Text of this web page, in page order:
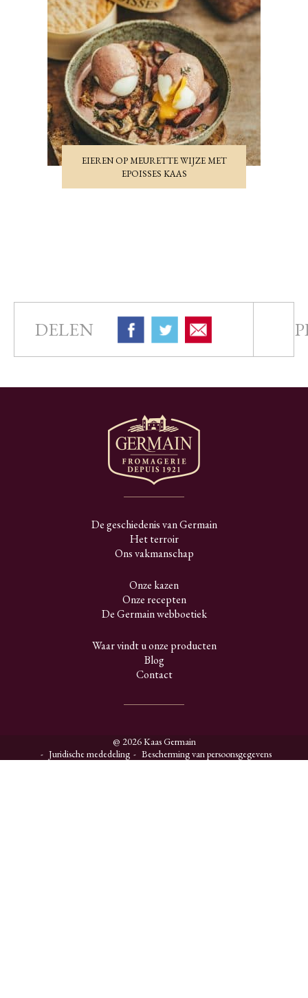
EIEREN OP MEURETTE WIJZE MET
EPOISSES KAAS
DELEN
De geschiedenis van Germain
Het terroir
Ons vakmanschap
Onze kazen
Onze recepten
De Germain webboetiek
Waar vindt u onze producten
Blog
Contact
@ 2026 Kaas Germain
Juridische mededeling
Bescherming van persoonsgegevens